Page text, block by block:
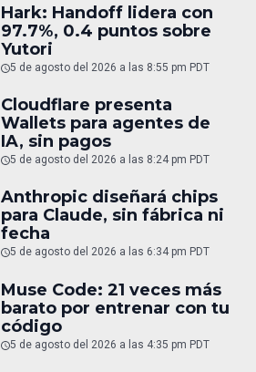
Hark: Handoff lidera con
97.7%, 0.4 puntos sobre
Yutori
5 de agosto del 2026 a las 8:55 pm PDT
Cloudflare presenta
Wallets para agentes de
IA, sin pagos
5 de agosto del 2026 a las 8:24 pm PDT
Anthropic diseñará chips
para Claude, sin fábrica ni
fecha
5 de agosto del 2026 a las 6:34 pm PDT
Muse Code: 21 veces más
barato por entrenar con tu
código
5 de agosto del 2026 a las 4:35 pm PDT